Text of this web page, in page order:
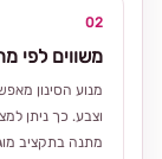
02
משווים לפי
מנוע הסינון
וצבע. כך ניתן
מתנה בתקציב